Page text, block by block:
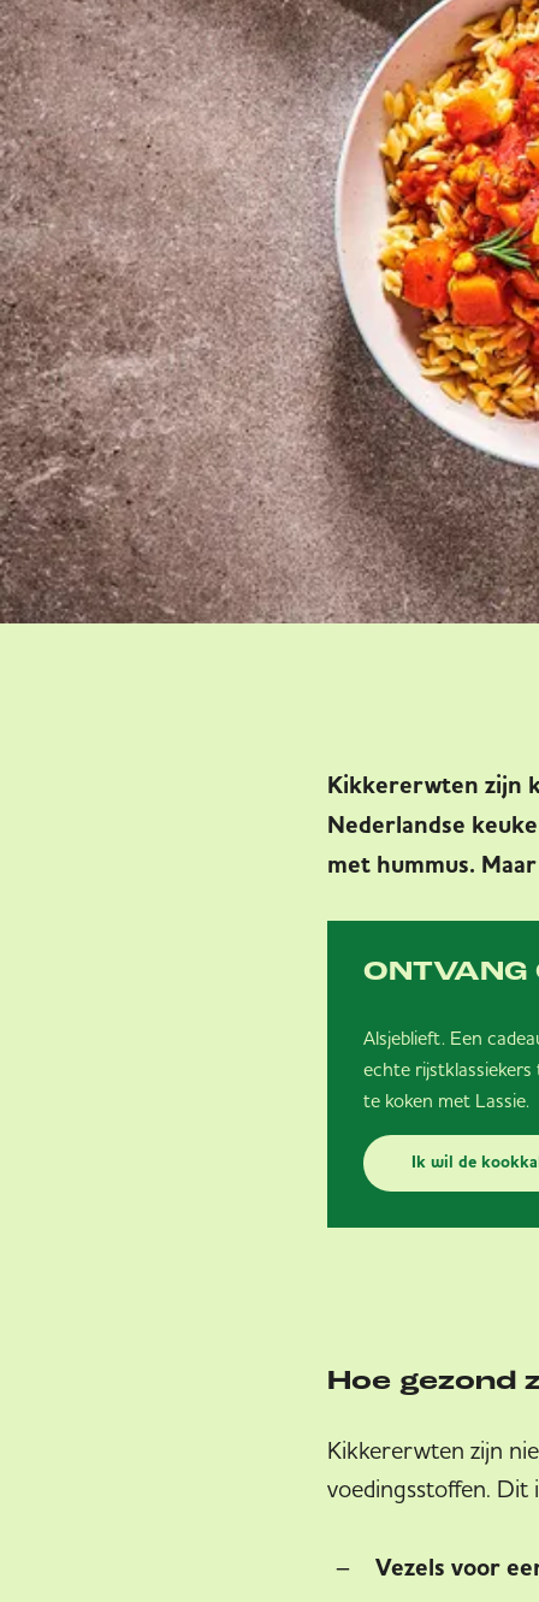
Kikkererwten zijn
Nederlandse
met hummus.
ONTVANG
Alsjeblieft. Een
echte rijstklassiekers
te koken met Lassie.
Ik wil de
Hoe gezond
Kikkererwten zijn
voedingsstoffen. Dit
Vezels voor